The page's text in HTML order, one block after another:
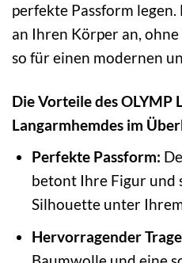
perfekte Passform legen.
an Ihren Körper an,
so für einen modernen
Die Vorteile des OLYMP
Langarmhemdes im
Perfekte Passform:
betont Ihre Figur und
Silhouette unter
Hervorragender